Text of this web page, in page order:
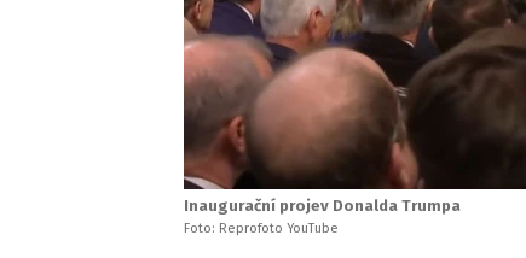
Inaugurační projev Donalda Trumpa
Foto: Reprofoto YouTube